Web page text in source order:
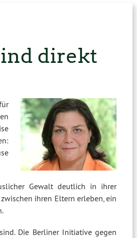
direkt
Gewalt deutlich in ihrer
ihren Eltern erleben, ein
Die Berliner Initiative gegen